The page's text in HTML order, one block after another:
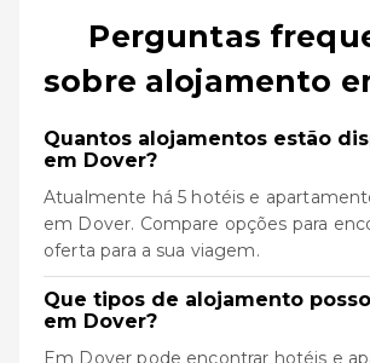
Perguntas
sobre alojamento
Quantos alojamentos estão
em Dover?
Atualmente há 5 hotéis e
em Dover. Compare opções para
oferta para a sua viagem.
Que tipos de alojamento
em Dover?
Em Dover pode encontrar hotéis e